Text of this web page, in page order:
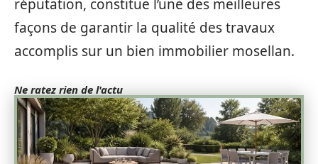
réputation, constitue l’une des meilleures
façons de garantir la qualité des travaux
accomplis sur un bien immobilier mosellan.
Ne ratez rien de l'actu